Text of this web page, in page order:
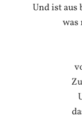
Und ist
was